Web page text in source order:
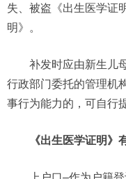
失、被盗《出生医学证
明》。
补发时应由新生儿
行政部门委托的管理机
事行为能力的，可自行
《出生医学证明》